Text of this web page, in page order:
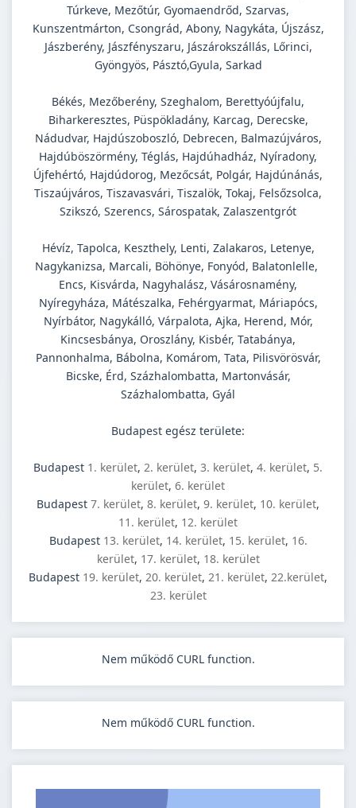
Túrkeve, Mezőtúr, Gyomaendrőd, Szarvas,
Kunszentmárton, Csongrád, Abony, Nagykáta, Újszász,
Jászberény, Jászfényszaru, Jászárokszállás, Lőrinci,
Gyöngyös, Pásztó,Gyula, Sarkad
Békés, Mezőberény, Szeghalom, Berettyóújfalu,
Biharkeresztes, Püspökladány, Karcag, Derecske,
Nádudvar, Hajdúszoboszló, Debrecen, Balmazújváros,
Hajdúböszörmény, Téglás, Hajdúhadház, Nyíradony,
Újfehértó, Hajdúdorog, Mezőcsát, Polgár, Hajdúnánás,
Tiszaújváros, Tiszavasvári, Tiszalök, Tokaj, Felsőzsolca,
Szikszó, Szerencs, Sárospatak, Zalaszentgrót
Hévíz, Tapolca, Keszthely, Lenti, Zalakaros, Letenye,
Nagykanizsa, Marcali, Böhönye, Fonyód, Balatonlelle,
Encs, Kisvárda, Nagyhalász, Vásárosnamény,
Nyíregyháza, Mátészalka, Fehérgyarmat, Máriapócs,
Nyírbátor, Nagykálló, Várpalota, Ajka, Herend, Mór,
Kincsesbánya, Oroszlány, Kisbér, Tatabánya,
Pannonhalma, Bábolna, Komárom, Tata, Pilisvörösvár,
Bicske, Érd, Százhalombatta, Martonvásár,
Százhalombatta, Gyál
Budapest egész területe:
Budapest 1. kerület, 2. kerület, 3. kerület, 4. kerület, 5.
kerület, 6. kerület
Budapest 7. kerület, 8. kerület, 9. kerület, 10. kerület,
11. kerület, 12. kerület
Budapest 13. kerület, 14. kerület, 15. kerület, 16.
kerület, 17. kerület, 18. kerület
Budapest 19. kerület, 20. kerület, 21. kerület, 22.kerület,
23. kerület
Nem működő CURL function.
Nem működő CURL function.